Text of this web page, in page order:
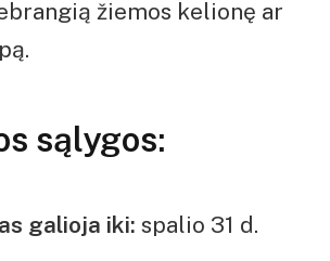
žiemos kelionę ar
sąlygos:
galioja iki: spalio 31 d.